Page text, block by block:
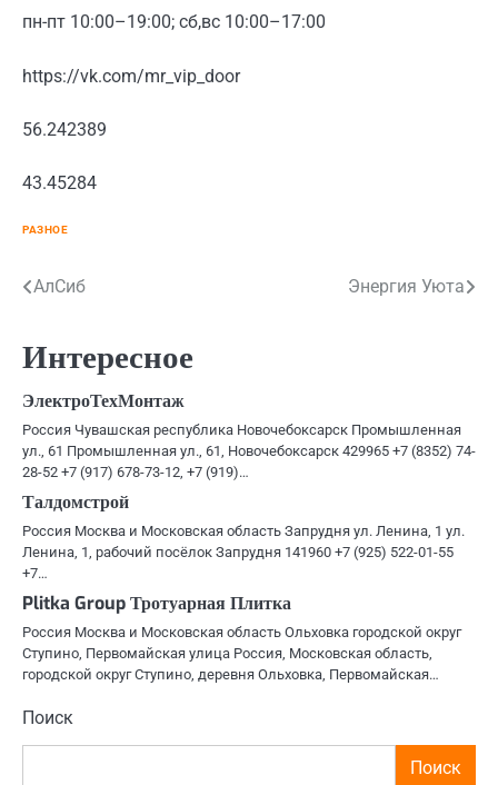
пн-пт 10:00–19:00; сб,вс 10:00–17:00
https://vk.com/mr_vip_door
56.242389
43.45284
РАЗНОЕ
Навигация
записям
АлСиб Энергия Уюта
Интересное
ЭлектроТехМонтаж
Россия Чувашская республика Новочебоксарск Промышленная
ул., 61 Промышленная ул., 61, Новочебоксарск 429965 +7 (8352) 74-
28-52 +7 (917) 678-73-12, +7 (919)…
Талдомстрой
Россия Москва и Московская область Запрудня ул. Ленина, 1 ул.
Ленина, 1, рабочий посёлок Запрудня 141960 +7 (925) 522-01-55
+7…
Plitka Group Тротуарная Плитка
Россия Москва и Московская область Ольховка городской округ
Ступино, Первомайская улица Россия, Московская область,
городской округ Ступино, деревня Ольховка, Первомайская…
Поиск
Поиск